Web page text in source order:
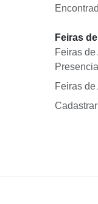
Feiras
Feiras
Presencial
Feiras